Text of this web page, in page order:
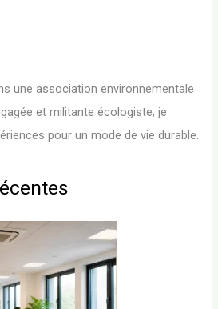
une association environnementale
et militante écologiste, je
pour un mode de vie durable.